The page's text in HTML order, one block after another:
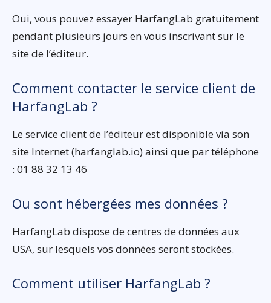
Oui, vous pouvez essayer HarfangLab gratuitement
pendant plusieurs jours en vous inscrivant sur le
site de l’éditeur.
Comment contacter le service client de
HarfangLab ?
Le service client de l’éditeur est disponible via son
site Internet (harfanglab.io) ainsi que par téléphone
: 01 88 32 13 46
Ou sont hébergées mes données ?
HarfangLab dispose de centres de données aux
USA, sur lesquels vos données seront stockées.
Comment utiliser HarfangLab ?